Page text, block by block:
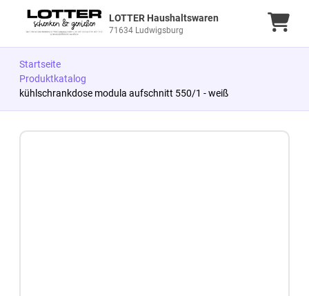
LOTTER Haushaltswaren
71634 Ludwigsburg
Startseite
Produktkatalog
kühlschrankdose modula aufschnitt 550/1 - weiß